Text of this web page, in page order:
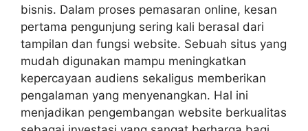
bisnis. Dalam proses pemasaran online, kesan
pertama pengunjung sering kali berasal dari
tampilan dan fungsi website. Sebuah situs yang
mudah digunakan mampu meningkatkan
kepercayaan audiens sekaligus memberikan
pengalaman yang menyenangkan. Hal ini
menjadikan pengembangan website berkualitas